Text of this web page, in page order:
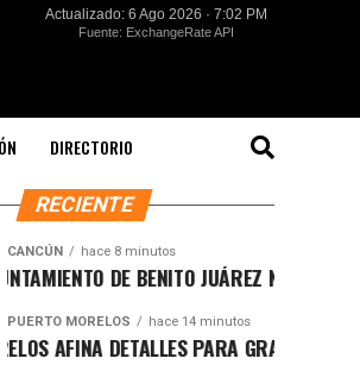
Actualizado: 6 Ago 2026 · 7:02 PM
Fuente: ExchangeRate API
DIRECTORIO
RECIENTE
CANCÚN hace 8 minutos
DE BENITO JUÁREZ NUEVA
PUERTO MORELOS hace 14 minutos
DETALLES PARA GRAN FUNCIÓN DE